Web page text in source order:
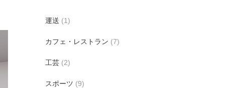
運送 (1)
カフェ・レストラン (7)
工芸 (2)
スポーツ (9)